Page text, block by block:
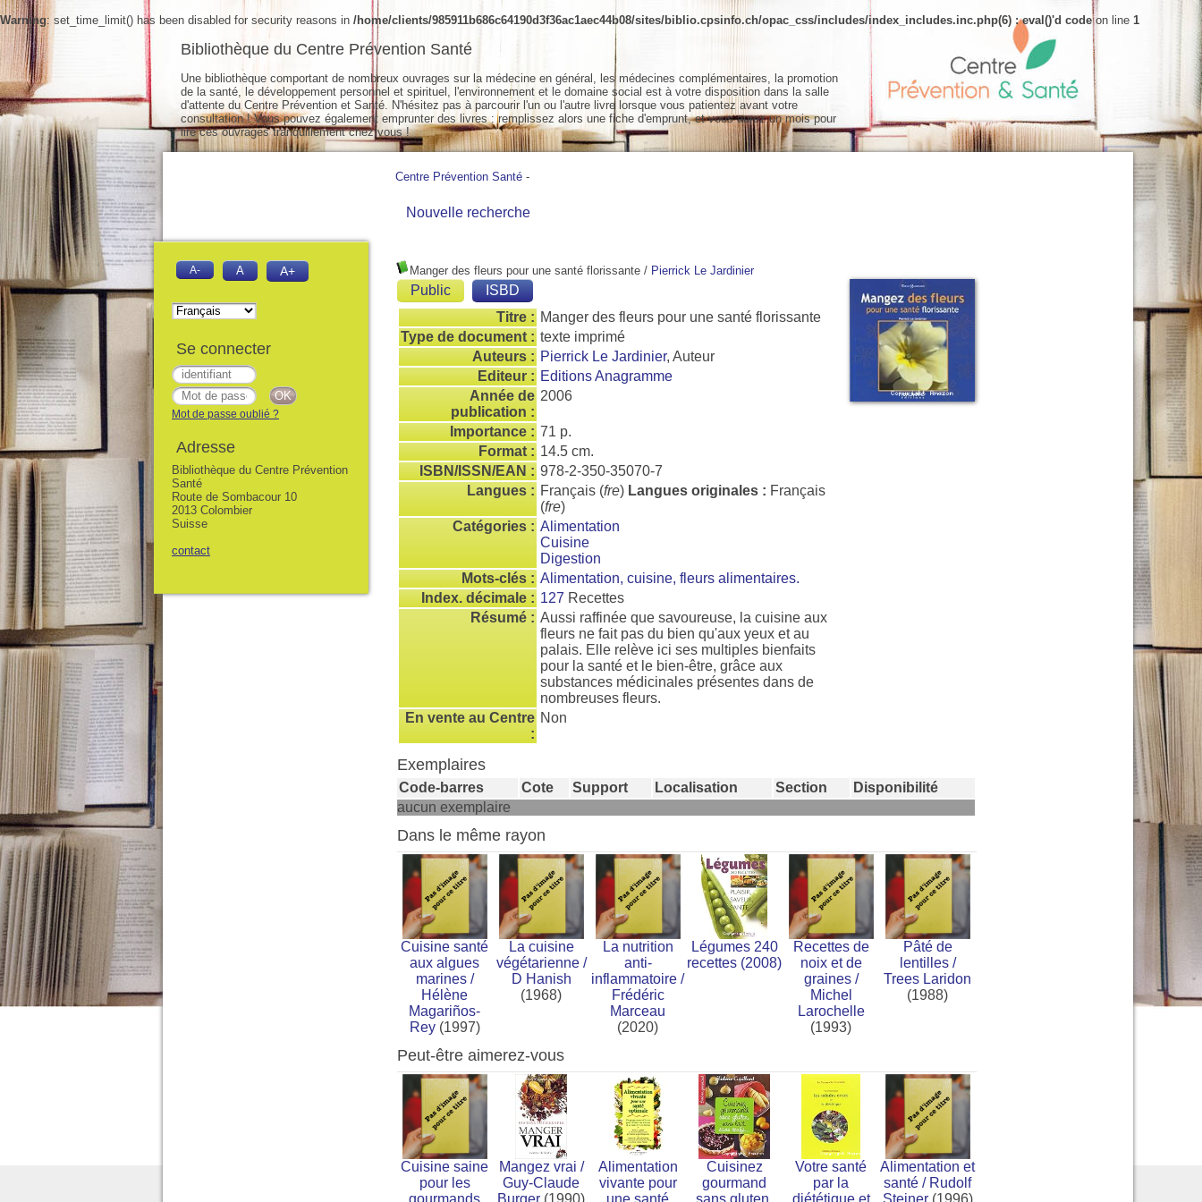
Warning: set_time_limit() has been disabled for security reasons in /home/clients/985911b686c64190d3f36ac1aec44b08/sites/biblio.cpsinfo.ch/opac_css/includes/index_includes.inc.php(6) : eval()'d codeon line 1
Centre Prévention Santé -
Nouvelle recherche
Manger des fleurs pour une santé florissante / Pierrick Le Jardinier
Public
ISBD
Titre : Manger des fleurs pour une santé florissante
Type de document : texte imprimé
Auteurs : Pierrick Le Jardinier, Auteur
Editeur : Editions Anagramme
Année de
publication :
2006
Importance : 71 p.
Format : 14.5 cm.
ISBN/ISSN/EAN : 978-2-350-35070-7
Langues : Français (fre) Langues originales : Français
(fre)
Catégories : Alimentation
Cuisine
Digestion
Mots-clés : Alimentation, cuisine, fleurs alimentaires.
Index. décimale : 127 Recettes
Résumé : Aussi raffinée que savoureuse, la cuisine aux
fleurs ne fait pas du bien qu'aux yeux et au
palais. Elle relève ici ses multiples bienfaits
pour la santé et le bien-être, grâce aux
substances médicinales présentes dans de
nombreuses fleurs.
En vente au Centre
:
Non
Exemplaires
Code-barres Cote Support Localisation Section
Disponibilité
aucun exemplaire
Dans le même rayon
Cuisine santé
aux algues
marines/
Hélène
Magariños-
Rey(1997)
La cuisine
végétarienne/
D Hanish
(1968)
La nutrition
anti-
inflammatoire /
Frédéric
Marceau
(2020)
Légumes 240
recettes (2008)
Recettes de
noix et de
graines/
Michel
Larochelle
(1993)
Pâté de
lentilles/
Trees Laridon
(1988)
Peut-être aimerez-vous
Cuisine saine
pour les
gourmands
Mangez vrai /
Guy-Claude
Burger (1990)
Alimentation
vivante pour
une santé
Cuisinez
gourmand
sans gluten,
Votre santé
par la
diététique et
Alimentation et
santé / Rudolf
Steiner(1996)
Bibliothèque du Centre Prévention Santé
Une bibliothèque comportant de nombreux ouvrages sur la médecine en général, les médecines complémentaires, la promotion
de la santé, le développement personnel et spirituel, l'environnement et le domaine social est à votre disposition dans la salle
d'attente du Centre Prévention et Santé. N'hésitez pas à parcourir l'un ou l'autre livre lorsque vous patientez avant votre
consultation ! Vous pouvez également emprunter des livres : remplissez alors une fiche d'emprunt, et vous aurez un mois pour
lire ces ouvrages tranquillement chez vous !
A- A A+
Se connecter
Mot de passe oublié ?
Adresse
Bibliothèque du Centre Prévention
Santé
Route de Sombacour 10
2013 Colombier
Suisse
contact